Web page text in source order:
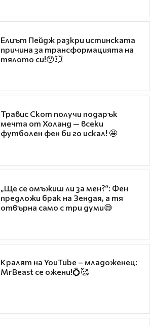
Елиът Пейдж разкри истинската
причина за трансформацията на
тялото си!😯💥
Травис Скот получи подарък
мечта от Холанд — всеки
футболен фен би го искал! 🤩
„Ще се омъжиш ли за мен?“: Фен
предложи брак на Зендая, а тя
отвърна само с три думи😅
Кралят на YouTube – младоженец:
MrBeast се ожени!💍🥰